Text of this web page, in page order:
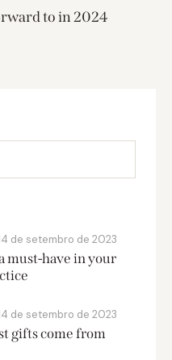
to in 2024
de setembro de 2023
must-have in your
de setembro de 2023
gifts come from